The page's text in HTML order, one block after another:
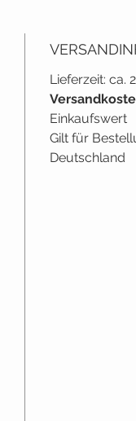
Lieferzeit: ca.
Einkaufswert
Gilt für
Deutschland